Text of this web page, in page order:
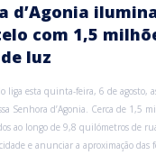
d’Agonia
com 1,5
luz
liga esta quinta-feira, 6 de agosto,
Senhora d’Agonia. Cerca de 1,5
ao longo de 9,8 quilómetros de
e anunciar a aproximação das